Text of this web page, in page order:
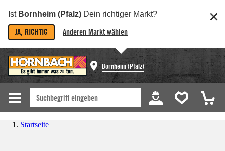
Ist Bornheim (Pfalz) Dein richtiger Markt?
JA, RICHTIG Anderen Markt wählen
Bornheim (Pfalz)
Startseite